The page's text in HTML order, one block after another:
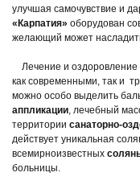
улучшая самочувствие и
«Карпатия» оборудован
желающий может
Лечение и
как современными, так и
можно особо выделить
аппликации, лечебный
территории санаторно-
действует уникальная
всемирноизвестных
больницы.